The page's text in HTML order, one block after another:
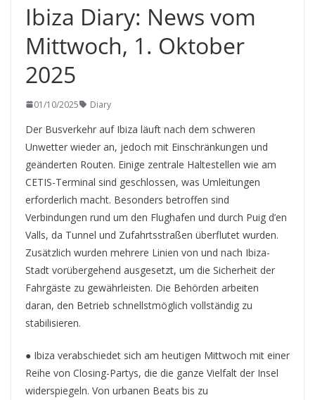
Ibiza Diary: News vom
Mittwoch, 1. Oktober
2025
01/10/2025 Diary
Der Busverkehr auf Ibiza läuft nach dem schweren
Unwetter wieder an, jedoch mit Einschränkungen und
geänderten Routen. Einige zentrale Haltestellen wie am
CETIS-Terminal sind geschlossen, was Umleitungen
erforderlich macht. Besonders betroffen sind
Verbindungen rund um den Flughafen und durch Puig d’en
Valls, da Tunnel und Zufahrtsstraßen überflutet wurden.
Zusätzlich wurden mehrere Linien von und nach Ibiza-
Stadt vorübergehend ausgesetzt, um die Sicherheit der
Fahrgäste zu gewährleisten. Die Behörden arbeiten
daran, den Betrieb schnellstmöglich vollständig zu
stabilisieren.
● Ibiza verabschiedet sich am heutigen Mittwoch mit einer
Reihe von Closing-Partys, die die ganze Vielfalt der Insel
widerspiegeln. Von urbanen Beats bis zu